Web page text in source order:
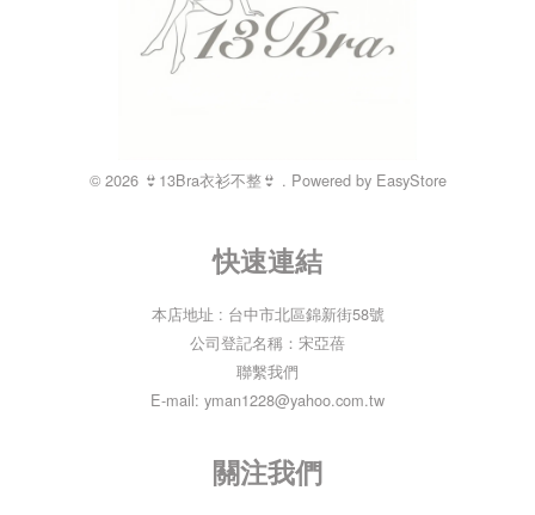
© 2026 👙13Bra衣衫不整👙 . Powered by EasyStore
快速連結
本店地址 : 台中市北區錦新街58號
公司登記名稱：宋亞蓓
聯繫我們
E-mail: yman1228@yahoo.com.tw
關注我們